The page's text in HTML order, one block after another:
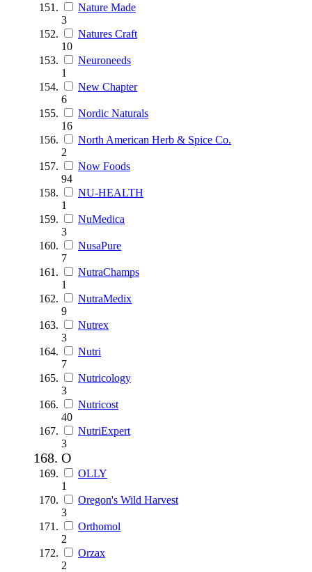
Nature Made
3
Natures Craft
10
Neuroneeds
1
New Chapter
6
Nordic Naturals
16
North American Herb & Spice Co.
2
Now Foods
94
NU-HEALTH
1
NuMedica
3
NusaPure
7
NutraChamps
1
NutraMedix
9
Nutrex
3
Nutri
7
Nutricology
3
Nutricost
40
NutriExpert
3
O
OLLY
1
Oregon's Wild Harvest
3
Orthomol
2
Orzax
2